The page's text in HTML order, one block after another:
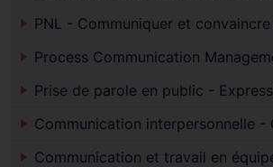
PNL - Communiquer et convaincre
Process Communication
Prise de parole en public -
Communication interpersonnelle
Communication et travail en